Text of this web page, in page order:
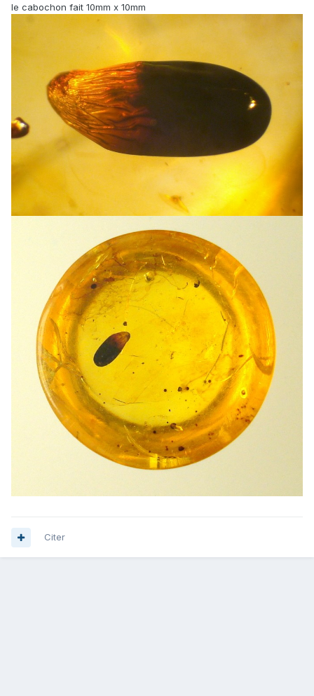
le cabochon fait 10mm x 10mm
Citer